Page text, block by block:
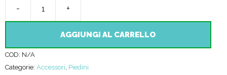
-
bordatore
semplice
quantità
+
AGGIUNGI AL CARRELLO
COD: N/A
Categorie: Accessori, Piedini